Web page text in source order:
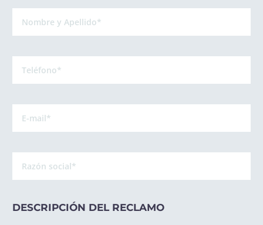
DESCRIPCIÓN DEL RECLAMO